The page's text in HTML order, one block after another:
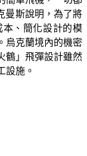
曼斯說明，為了將
、簡化設計的模
烏克蘭境內的機密
鶴」飛彈設計雖然
設施。